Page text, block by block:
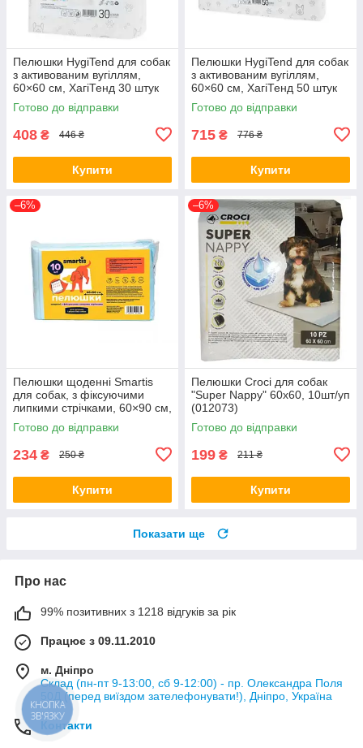
Пелюшки HygiTend для собак
з активованим вугіллям,
60×60 см, ХагіТенд 30 штук
Готово до відправки
408 ₴ 446 ₴
Купити
Пелюшки HygiTend для собак
з активованим вугіллям,
60×60 см, ХагіТенд 50 штук
Готово до відправки
715 ₴ 776 ₴
Купити
–6%
Пелюшки щоденні Smartis
для собак, з фіксуючими
липкими стрічками, 60×90 см,
10 шт
Готово до відправки
234 ₴ 250 ₴
Купити
–6%
Пелюшки Croci для собак
"Super Nappy" 60х60, 10шт/уп
(012073)
Готово до відправки
199 ₴ 211 ₴
Купити
Показати ще
Про нас
99% позитивних з 1218 відгуків за рік
Працює з 09.11.2010
м. Дніпро
Склад (пн-пт 9-13:00, сб 9-12:00) - пр. Олександра Поля
50Д (перед виїздом зателефонувати!), Дніпро, Україна
Контакти
КНОПКА
ЗВ'ЯЗКУ